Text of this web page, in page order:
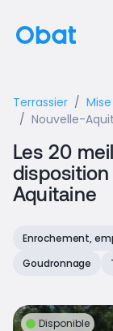
Terrassier
Nouvelle-
Les 20
Aquitaine
Enrochement,
Goudronnage
Disponible